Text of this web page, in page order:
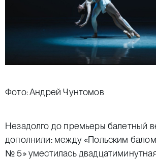
Фото: Андрей Чунтомов
Незадолго до премьеры балетный
дополнили: между «Польским
№ 5» уместилась